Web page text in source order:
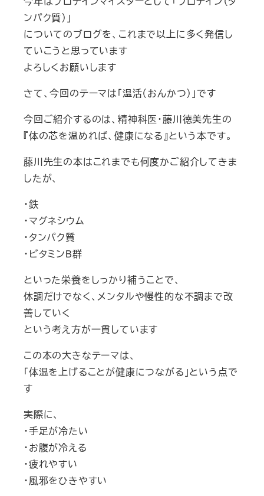
ンパク質）」
についてのブログを、これまで以上に多く発信し
ていこうと思っています
よろしくお願いします
さて、今回のテーマは「温活（おんかつ）」です
今回ご紹介するのは、精神科医・藤川徳美先生の
『体の芯を温めれば、健康になる』という本です。
藤川先生の本はこれまでも何度かご紹介してきま
したが、
・鉄
・マグネシウム
・タンパク質
・ビタミンB群
といった栄養をしっかり補うことで、
体調だけでなく、メンタルや慢性的な不調まで改
善していく
という考え方が一貫しています
この本の大きなテーマは、
「体温を上げることが健康につながる」という点で
す
実際に、
・手足が冷たい
・お腹が冷える
・疲れやすい
・風邪をひきやすい